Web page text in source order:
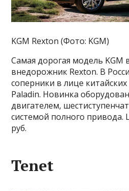
KGM Rexton (Фото: KGM)
Самая дорогая модель
внедорожник Rexton. В
соперники в лице
Paladin. Новинка
двигателем,
системой полного привода.
руб.
Tenet